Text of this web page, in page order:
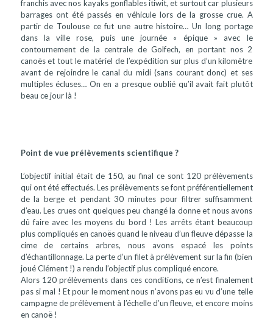
franchis avec nos kayaks gonflables itiwit, et surtout car plusieurs
barrages ont été passés en véhicule lors de la grosse crue. A
partir de Toulouse ce fut une autre histoire… Un long portage
dans la ville rose, puis une journée « épique » avec le
contournement de la centrale de Golfech, en portant nos 2
canoës et tout le matériel de l’expédition sur plus d’un kilomètre
avant de rejoindre le canal du midi (sans courant donc) et ses
multiples écluses… On en a presque oublié qu’il avait fait plutôt
beau ce jour là !
Point de vue prélèvements scientifique ?
L’objectif initial était de 150, au final ce sont 120 prélèvements
qui ont été effectués. Les prélèvements se font préférentiellement
de la berge et pendant 30 minutes pour filtrer suffisamment
d’eau. Les crues ont quelques peu changé la donne et nous avons
dû faire avec les moyens du bord ! Les arrêts étant beaucoup
plus compliqués en canoës quand le niveau d’un fleuve dépasse la
cime de certains arbres, nous avons espacé les points
d’échantillonnage. La perte d’un filet à prélèvement sur la fin (bien
joué Clément !) a rendu l’objectif plus compliqué encore.
Alors 120 prélèvements dans ces conditions, ce n’est finalement
pas si mal ! Et pour le moment nous n’avons pas eu vu d’une telle
campagne de prélèvement à l’échelle d’un fleuve, et encore moins
en canoë !